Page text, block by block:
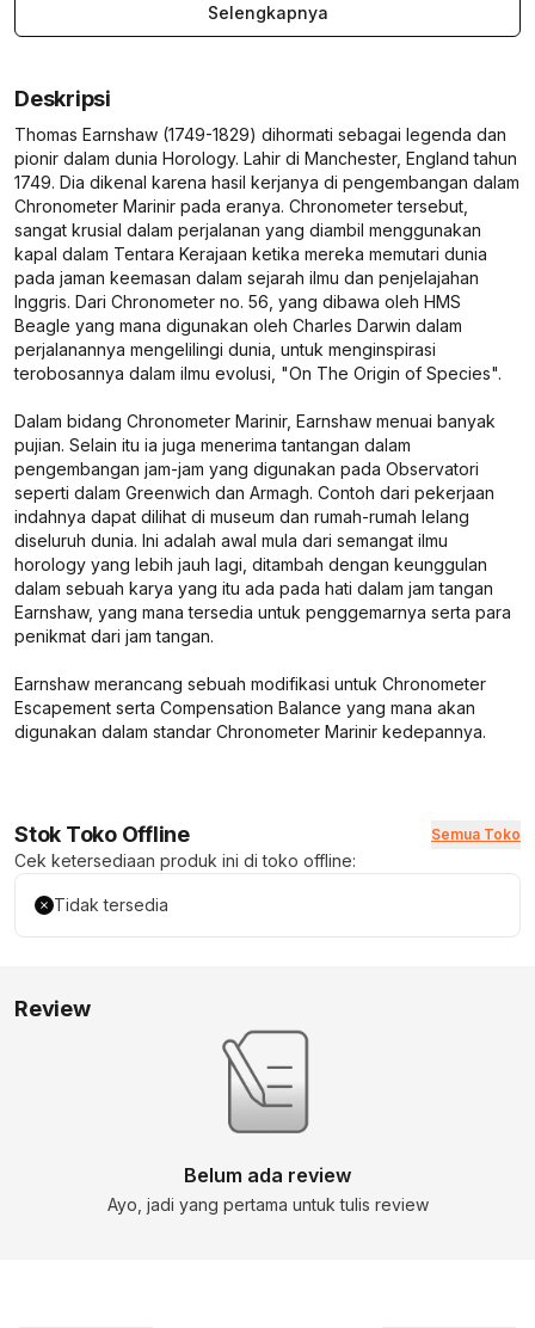
Selengkapnya
Deskripsi
Thomas Earnshaw (1749-1829) dihormati sebagai legenda dan
pionir dalam dunia Horology. Lahir di Manchester, England tahun
1749. Dia dikenal karena hasil kerjanya di pengembangan dalam
Chronometer Marinir pada eranya. Chronometer tersebut,
sangat krusial dalam perjalanan yang diambil menggunakan
kapal dalam Tentara Kerajaan ketika mereka memutari dunia
pada jaman keemasan dalam sejarah ilmu dan penjelajahan
Inggris. Dari Chronometer no. 56, yang dibawa oleh HMS
Beagle yang mana digunakan oleh Charles Darwin dalam
perjalanannya mengelilingi dunia, untuk menginspirasi
terobosannya dalam ilmu evolusi, "On The Origin of Species".
Dalam bidang Chronometer Marinir, Earnshaw menuai banyak
pujian. Selain itu ia juga menerima tantangan dalam
pengembangan jam-jam yang digunakan pada Observatori
seperti dalam Greenwich dan Armagh. Contoh dari pekerjaan
indahnya dapat dilihat di museum dan rumah-rumah lelang
diseluruh dunia. Ini adalah awal mula dari semangat ilmu
horology yang lebih jauh lagi, ditambah dengan keunggulan
dalam sebuah karya yang itu ada pada hati dalam jam tangan
Earnshaw, yang mana tersedia untuk penggemarnya serta para
penikmat dari jam tangan.
Earnshaw merancang sebuah modifikasi untuk Chronometer
Escapement serta Compensation Balance yang mana akan
digunakan dalam standar Chronometer Marinir kedepannya.
Stok Toko Offline Semua Toko
Cek ketersediaan produk ini di toko offline:
Tidak tersedia
Review
Belum ada review
Ayo, jadi yang pertama untuk tulis review